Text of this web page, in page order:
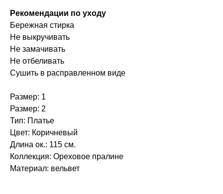
Рекомендации по уходу
Бережная стирка
Не выкручивать
Не замачивать
Не отбеливать
Сушить в расправленном виде
Размер: 1
Размер: 2
Тип: Платье
Цвет: Коричневый
Длина ок.: 115 см.
Коллекция: Ореховое пралине
Материал: вельвет